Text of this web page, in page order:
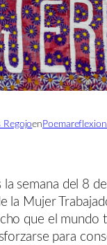
Regojoen
semana del 8
la Mujer
que el mundo
para